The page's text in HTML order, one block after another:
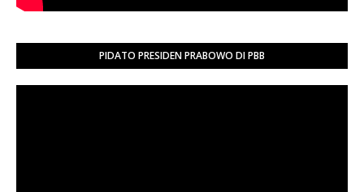
PIDATO PRESIDEN PRABOWO DI PBB